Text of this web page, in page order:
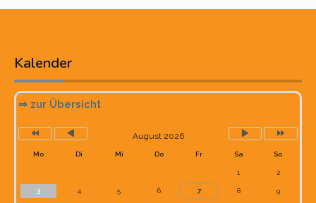
Kalender
⇒ zur Übersicht
August 2026
Mo Di Mi Do Fr Sa So
1 2
3 4 5 6 7 8 9